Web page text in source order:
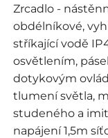
Zrcadlo -
obdélníkové,
stříkající vodě
osvětlením,
dotykovým
tlumení světla,
studeného a
napájení 1,5m